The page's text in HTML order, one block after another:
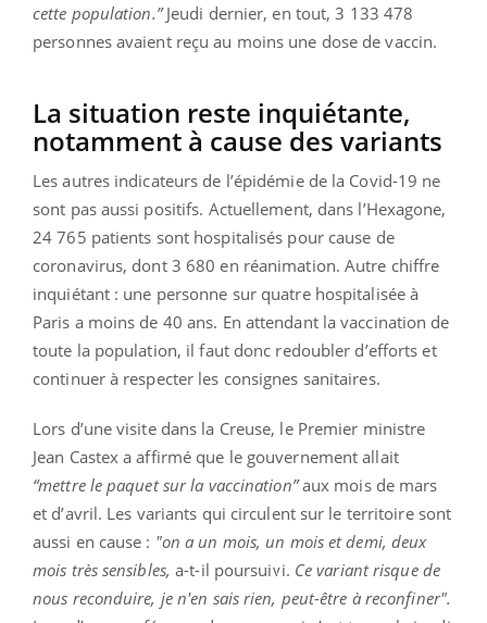
cette population.”Jeudi dernier, en tout, 3 133 478
personnes avaient reçu au moins une dose de vaccin.
La situation reste inquiétante,
notamment à cause des variants
Les autres indicateurs de l’épidémie de la Covid-19 ne
sont pas aussi positifs. Actuellement, dans l’Hexagone,
24 765 patients sont hospitalisés pour cause de
coronavirus, dont 3 680 en réanimation. Autre chiffre
inquiétant : une personne sur quatre hospitalisée à
Paris a moins de 40 ans. En attendant la vaccination de
toute la population, il faut donc redoubler d’efforts et
continuer à respecter les consignes sanitaires.
Lors d’une visite dans la Creuse, le Premier ministre
Jean Castex a affirmé que le gouvernement allait
“mettre le paquet sur la vaccination”aux mois de mars
et d’avril. Les variants qui circulent sur le territoire sont
aussi en cause : "on a un mois, un mois et demi, deux
mois très sensibles, a-t-il poursuivi. Ce variant risque de
nous reconduire, je n'en sais rien, peut-être à reconfiner".